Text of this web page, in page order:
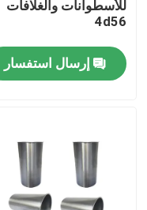
أشرطة فيديو
عرض الواقع الافتراضي
للأسطوانات والغلافات
4d56
إرسال استفسار